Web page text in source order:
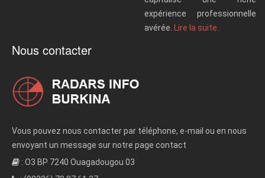
expérience professionnelle
avérée. Lire la suite..
Nous contacter
Vous pouvez nous contacter par téléphone, e-mail ou en nous
envoyant un message sur notre page contact
: O3 BP 7240 Ouagadougou 03